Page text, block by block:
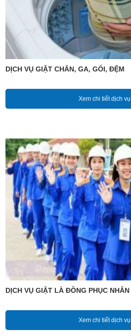
DỊCH VỤ GIẶT CHĂN, GA, GỐI, ĐỆM
Xem chi tiết dịch vụ
DỊCH VỤ GIẶT LÀ ĐỒNG PHỤC
Xem chi tiết dịch vụ